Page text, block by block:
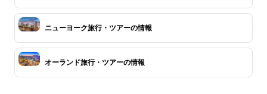
ニューヨーク旅行・ツアーの情報
オーランド旅行・ツアーの情報